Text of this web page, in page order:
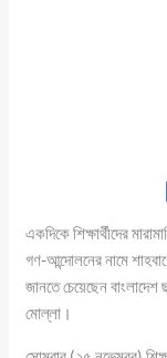
একদিকে শিক্ষার্থীদের
গণ-আন্দোলনের নামে
জানতে চেয়েছেন বাংলাদেশ
মোল্লা।